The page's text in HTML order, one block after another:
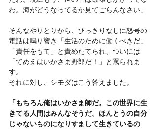
わ。海がどうなってるか見てごらんなさい」
そんなやりとりから、ひっきりなしに怒号の
電話は鳴り響き「生活のために働くべきだ」
「責任をもて」と責めたてられ、ついには
「てめえはいかさま野郎だ！」と罵られま
す。
それに対し、シモダはこう答えました。
「もちろん俺はいかさま師だ。この世界に生
きてる人間はみんなそうだ。ほんとうの自分
じゃないものになりすまして生きているの